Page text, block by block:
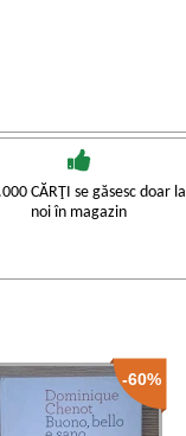
CĂRŢI se găsesc doar la
noi în magazin
-60%